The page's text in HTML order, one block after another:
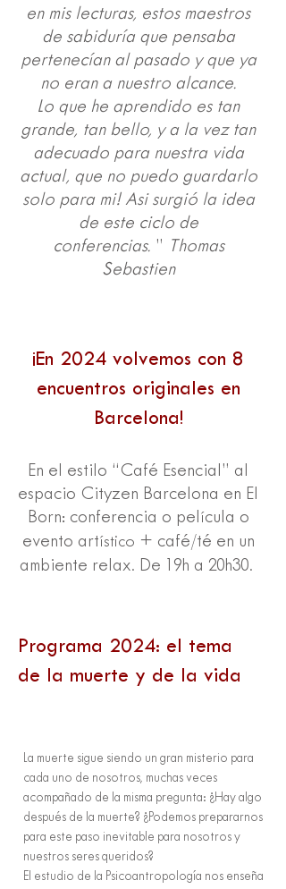
en mis lecturas, estos maestros
de sabiduría que pensaba
pertenecían al pasado y que ya
no eran a nuestro alcance.
Lo que he aprendido es tan
grande, tan bello, y a la vez tan
adecuado para nuestra vida
actual, que no puedo guardarlo
solo para mi! Asi surgió la idea
de este ciclo de
conferencias. ”
Thomas
Sebastien
¡En 2024 volvemos con 8
encuentros originales en
Barcelona!
En el estilo “Café Esencial” al
espacio Cityzen Barcelona en El
Born: conferencia o pel ícula o
evento artístico + café/té en un
ambiente relax. De 19h a 20h30.
Programa 2024: el tema
de la muerte y de la vida
La muerte sigue siendo un gran misterio para
cada uno de nosotros, muchas veces
acompañado de la misma pregunta: ¿Hay algo
después de la muerte? ¿Podemos prepararnos
para este paso inevitable para nosotros y
nuestros seres queridos?
El estudio de la Psicoantropología nos enseña